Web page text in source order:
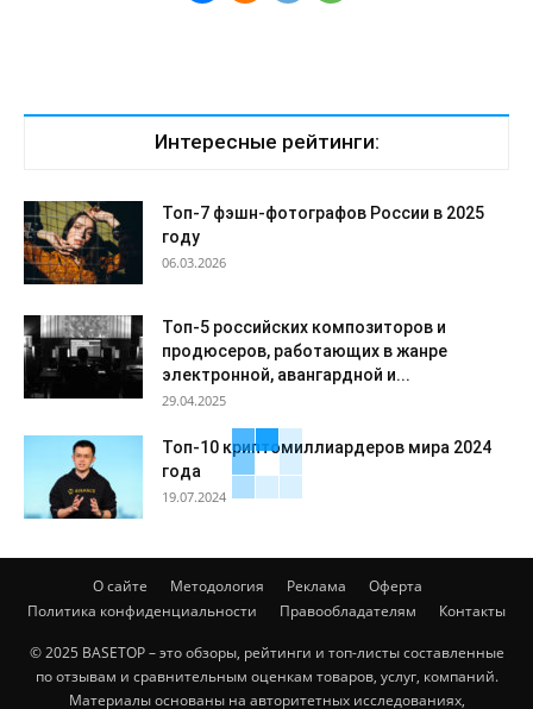
Интересные рейтинги:
Топ-7 фэшн-фотографов России в 2025
году
06.03.2026
Топ-5 российских композиторов и
продюсеров, работающих в жанре
электронной, авангардной и...
29.04.2025
Топ-10 криптомиллиардеров мира 2024
года
19.07.2024
О сайте Методология Реклама
Оферта
Политика конфиденциальности
Правообладателям Контакты
© 2025 BASETOP – это обзоры, рейтинги и топ-листы составленные
по отзывам и сравнительным оценкам товаров, услуг, компаний.
Материалы основаны на авторитетных исследованиях,